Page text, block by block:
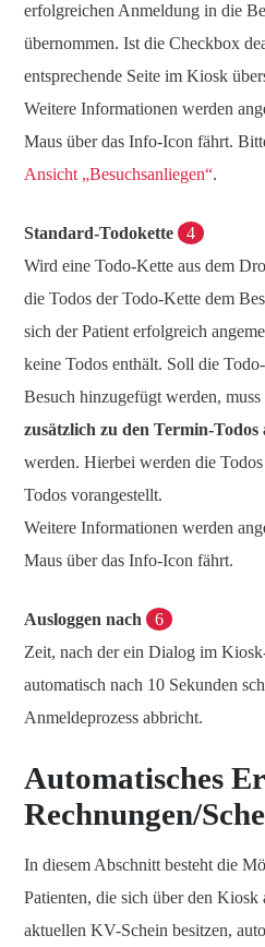
erfolgreichen Anmeldung in die
übernommen. Ist die Checkbox
entsprechende Seite im Kiosk
Weitere Informationen werden
Maus über das Info-Icon fährt.
Ansicht „Besuchsanliegen“.
Standard-Todokette
4
Wird eine Todo-Kette aus dem
die Todos der Todo-Kette dem
sich der Patient erfolgreich
keine Todos enthält. Soll die
Besuch hinzugefügt werden,
zusätzlich zu den Termin-Todos
werden. Hierbei werden die
Todos vorangestellt.
Weitere Informationen werden
Maus über das Info-Icon fährt.
Ausloggen nach
6
Zeit, nach der ein Dialog im
automatisch nach 10 Sekunden
Anmeldeprozess abbricht.
Automatisches
Rechnungen/
In diesem Abschnitt besteht die
Patienten, die sich über den Kiosk
aktuellen KV-Schein besitzen,